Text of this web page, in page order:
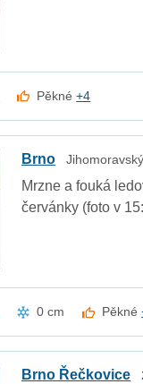
Pěkné+4
Brno
Mrzne a fouká
červánky (foto v
0 cm Pěkné
Brno Řečkovice